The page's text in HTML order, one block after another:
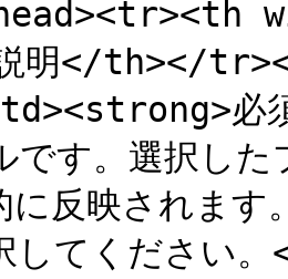
明</th></
必
です。選択し
に反映されま
してくださ